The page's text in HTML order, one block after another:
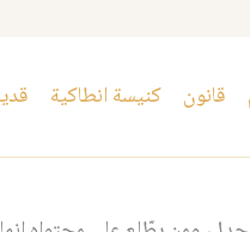
قانون كنيسة انطاكية